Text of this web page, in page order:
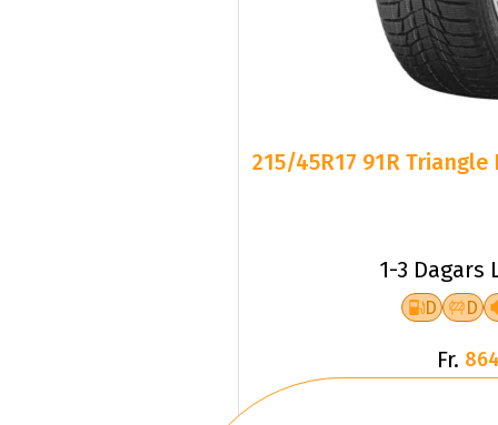
215/45R17 91R Triangle
1-3 Dagars
D D
Fr.